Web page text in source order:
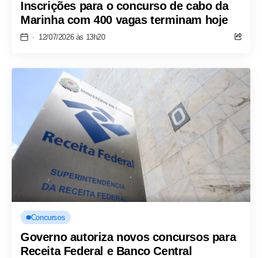
Inscrições para o concurso de cabo da
Marinha com 400 vagas terminam hoje
12/07/2026 às 13h20
Concursos
Governo autoriza novos concursos para
Receita Federal e Banco Central